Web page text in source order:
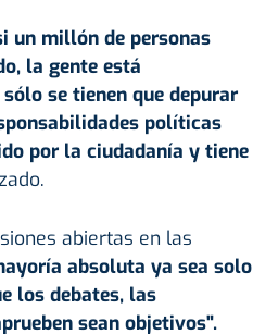
un millón de personas
la gente está
se tienen que depurar
políticas
por la ciudadanía y tiene
abiertas en las
absoluta ya sea solo
los debates, las
sean objetivos".